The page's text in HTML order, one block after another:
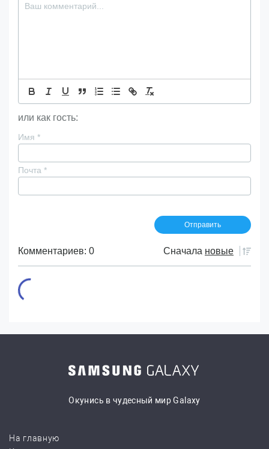
или как гость:
Имя *
Почта *
Комментариев: 0 Сначала новые
Окунись в чудесный мир Galaxy
На главную